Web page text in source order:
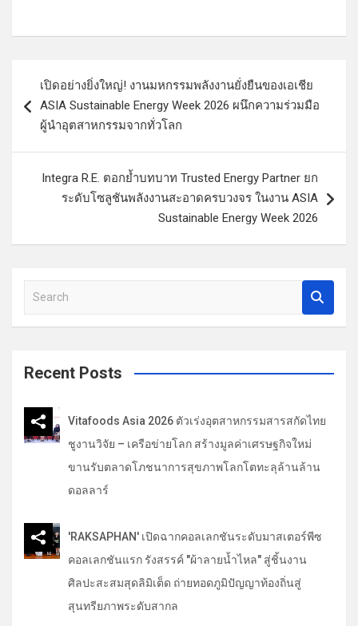
แ
รื่
เปิดอย่างยิ่งใหญ่! งานมหกรรมพลังงานยั่งยืนของเอเชีย
ASIA Sustainable Energy Week 2026 ผนึกความร่วมมือ
ผู้นำอุตสาหกรรมจากทั่วโลก
Integra R.E. ตอกย้ำบทบาท Trusted Energy Partner ยก
ระดับโซลูชันพลังงานสะอาดครบวงจร ในงาน ASIA
Sustainable Energy Week 2026
a
c
Recent Posts
Vitafoods Asia 2026 ตัวเร่งอุตสาหกรรมสารสกัดไทย
ชูงานวิจัย – เครือข่ายโลก สร้างมูลค่าเศรษฐกิจใหม่
ขานรับตลาดโภชนาการสุขภาพโลกโตทะลุล้านล้าน
ดอลลาร์
'RAKSAPHAN' เปิดฉากคอลเลกชันระดับมาสเตอร์พีซ
คอลเลกชันแรก รังสรรค์ "ผ้าลายน้ำไหล" สู่ชิ้นงาน
ศิลปะสะสมสุดลิมิเต็ด ถ่ายทอดภูมิปัญญาท้องถิ่นสู่
สุนทรียภาพระดับสากล